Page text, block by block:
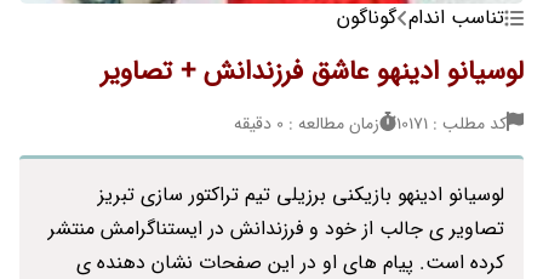
تناسب اندام گوناگون
لوسیانو ادینهو عاشق فرزندانش + تصاویر
کد مطلب : 10171 زمان مطالعه : 0 دقیقه
لوسیانو ادینهو بازیکنی برزیلی تیم تراکتور سازی تبریز
تصاویر ی جالب از خود و فرزندانش در ایستناگرامش منتشر
کرده است. پیام های او در این صفحات نشان دهنده ی